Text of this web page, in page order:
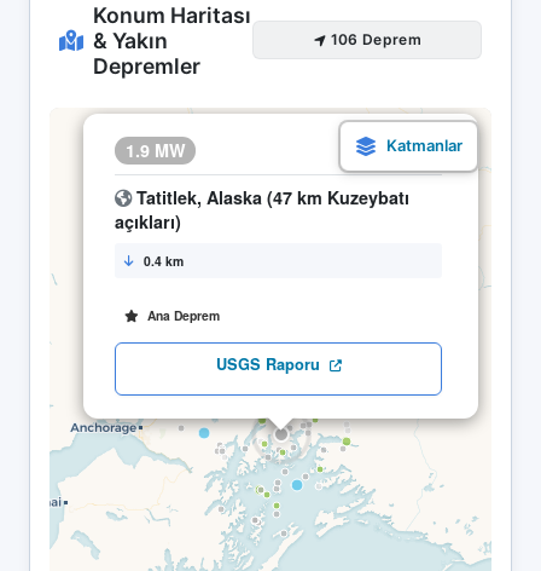
Konum Haritası
& Yakın
Depremler
106 Deprem
1.9 MW 04.05 02:27
Tatitlek, Alaska (47 km Kuzeybatı
açıkları)
0.4 km
Ana Deprem
USGS Raporu
×